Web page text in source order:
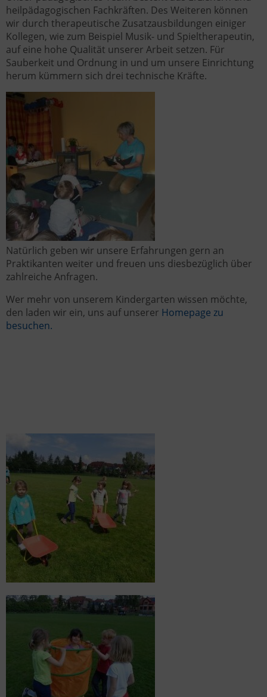
heilpädagogischen Fachkräften. Des Weiteren können
wir durch therapeutische Zusatzausbildungen einiger
Kollegen, wie zum Beispiel Musik- und Spieltherapeutin,
auf eine hohe Qualität unserer Arbeit setzen. Für
Sauberkeit und Ordnung in und um unsere Einrichtung
herum kümmern sich drei technische Kräfte.
Natürlich geben wir unsere Erfahrungen gern an
Praktikanten weiter und freuen uns diesbezüglich über
zahlreiche Anfragen.
Wer mehr von unserem Kindergarten wissen möchte,
den laden wir ein, uns auf unserer Homepage zu
besuchen.